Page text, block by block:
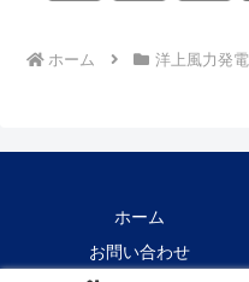
ホーム 洋上風力発電
ホーム
お問い合わせ